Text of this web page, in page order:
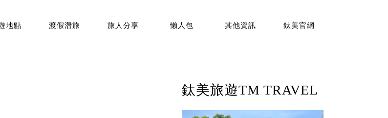
地點 渡假潛旅 旅人分享 懶人包 其他資訊 鈦美官網
鈦美旅遊TM TRAVEL